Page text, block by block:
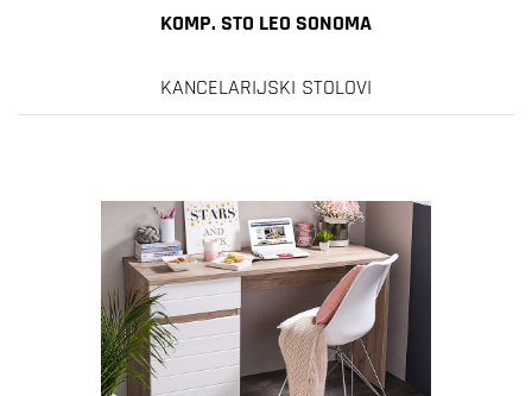
KOMP. STO LEO SONOMA
KANCELARIJSKI STOLOVI